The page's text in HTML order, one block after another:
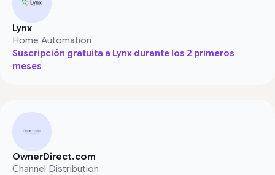
Lynx
Home Automation
Suscripción gratuita a Lynx durante los 2 primeros
meses
OwnerDirect.com
Channel Distribution